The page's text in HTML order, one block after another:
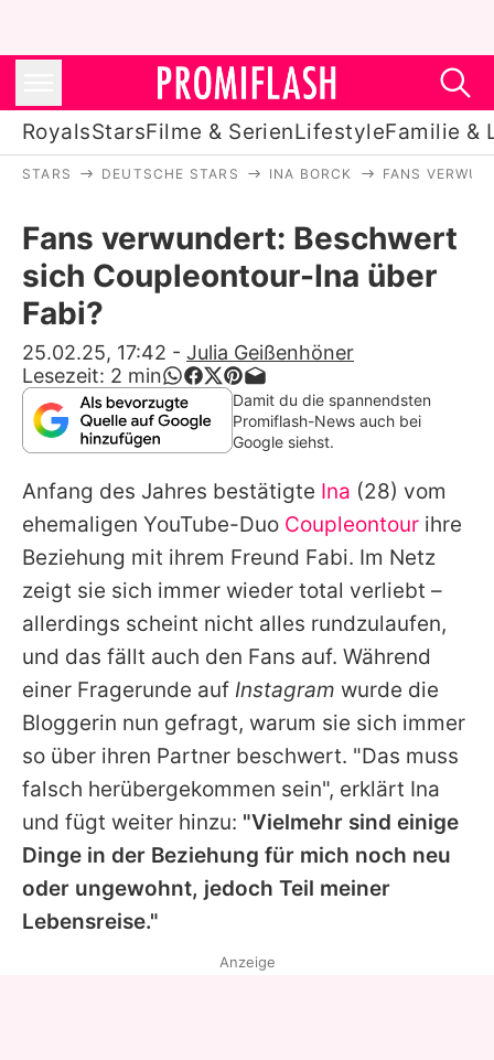
RoyalsStarsFilme & SerienLifestyleFamilie &
Stars
Filme & Serien
Lifestyle
Familie & Liebe
Promiflash Exklusiv
Alle Themen auf Promiflash
Jobs
App runterladen
Team
Redaktionelle Richtlinien
Impressum
Datenschutzerklärung
Utiq verwalten
STARS DEUTSCHE STARS INA BORCK FANS
Fans verwundert: Beschwert
sich Coupleontour-Ina über
Fabi?
25.02.25, 17:42 - Julia Geißenhöner
Lesezeit: 2 min
Damit du die spannendsten
Promiflash-News auch bei
Google siehst.
Anfang des Jahres bestätigte Ina (28) vom
ehemaligen YouTube-Duo Coupleontour ihre
Beziehung mit ihrem Freund Fabi. Im Netz
zeigt sie sich immer wieder total verliebt –
allerdings scheint nicht alles rundzulaufen,
und das fällt auch den Fans auf. Während
einer Fragerunde auf Instagram wurde die
Bloggerin nun gefragt, warum sie sich immer
so über ihren Partner beschwert. "Das muss
falsch herübergekommen sein", erklärt Ina
und fügt weiter hinzu: "Vielmehr sind einige
Dinge in der Beziehung für mich noch neu
oder ungewohnt, jedoch Teil meiner
Lebensreise."
Anzeige